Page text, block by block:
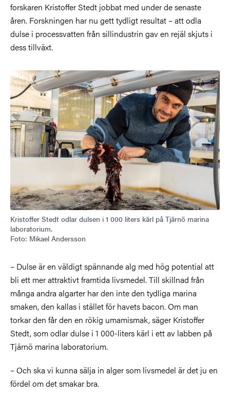
forskaren Kristoffer Stedt jobbat med under de senaste
åren. Forskningen har nu gett tydligt resultat – att odla
dulse i processvatten från sillindustrin gav en rejäl skjuts i
dess tillväxt.
Bild
Kristoffer Stedt odlar dulsen i 1 000 liters kärl på Tjärnö marina
laboratorium.
Foto: Mikael Andersson
– Dulse är en väldigt spännande alg med hög potential att
bli ett mer attraktivt framtida livsmedel. Till skillnad från
många andra algarter har den inte den tydliga marina
smaken, den kallas i stället för havets bacon. Om man
torkar den får den en rökig umamismak, säger Kristoffer
Stedt, som odlar dulse i 1 000-liters kärl i ett av labben på
Tjärnö marina laboratorium.
– Och ska vi kunna sälja in alger som livsmedel är det ju en
fördel om det smakar bra.